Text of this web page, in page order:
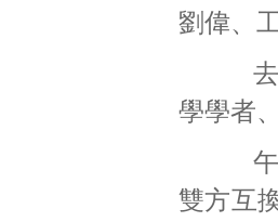
劉偉、
去年
學學者
午宴
雙方互